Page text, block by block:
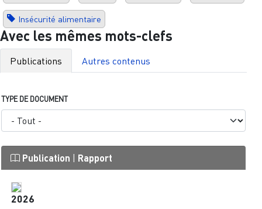
Insécurité alimentaire
Avec les mêmes mots-clefs
Publications Autres contenus
TYPE DE DOCUMENT
Publication | Rapport
2026